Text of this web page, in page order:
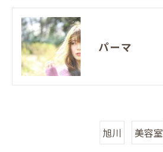
パーマ
旭川 美容室